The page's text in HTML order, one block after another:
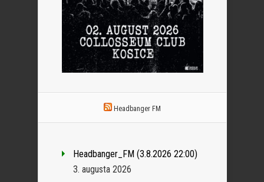
Headbanger FM
Headbanger_FM (3.8.2026 22:00)
3. augusta 2026